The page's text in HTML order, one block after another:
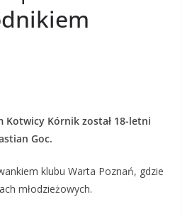
Kotwicy Kórnik został 18-letni
Goc.
klubu Warta Poznań, gdzie
młodzieżowych.